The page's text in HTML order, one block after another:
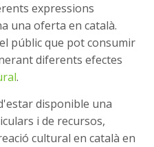
expressions
una oferta en català.
públic que pot consumir
diferents efectes
.
disponible una
i de recursos,
cultural en català en